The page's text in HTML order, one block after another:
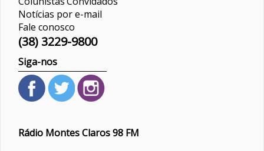
Notícias por e-mail
Fale conosco
(38) 3229-9800
Siga-nos
Rádio Montes Claros 98 FM